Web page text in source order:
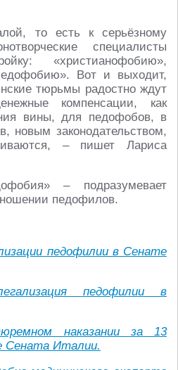
то есть к серьёзному
специалисты
«христианофобию»,
Вот и выходит,
тюрьмы радостно ждут
компенсации, как
вины, для педофобов, в
новым законодательством,
– пишет Лариса
– подразумевает
педофилов.
педофилии в Сенате
педофилии в
наказании за 13
Сената Италии.